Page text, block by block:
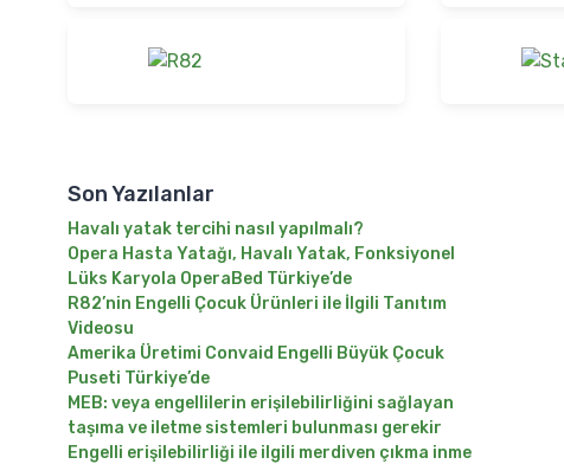
Son Yazılanlar
Havalı yatak tercihi nasıl yapılmalı?
Opera Hasta Yatağı, Havalı Yatak, Fonksiyonel
Lüks Karyola OperaBed Türkiye’de
R82’nin Engelli Çocuk Ürünleri ile İlgili Tanıtım
Videosu
Amerika Üretimi Convaid Engelli Büyük Çocuk
Puseti Türkiye’de
MEB: veya engellilerin erişilebilirliğini sağlayan
taşıma ve iletme sistemleri bulunması gerekir
Engelli erişilebilirliği ile ilgili merdiven çıkma inme